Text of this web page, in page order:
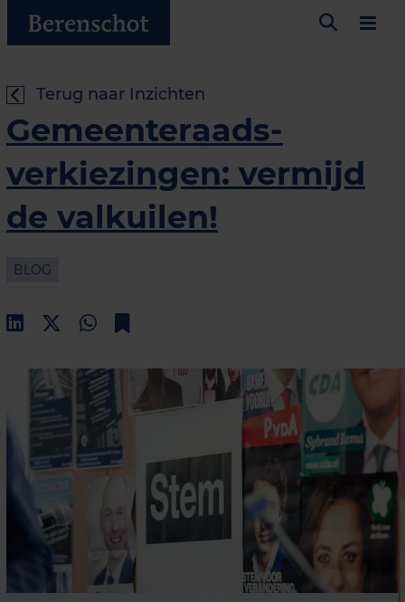
Terug naar Inzichten
Gemeenteraads­
verkiezingen: vermijd
de valkuilen!
BLOG